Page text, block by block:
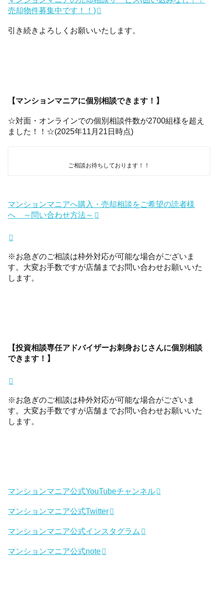
売却物件募集中です！！)
引き続きよろしくお願いいたします。
【マンションマニアに個別相談できます！】
☆対面・オンラインでの個別相談件数が2700組様を超え
ました！！☆(2025年11月21日時点)
ご相談お待ちしております！！
マンションマニアへ購入・売却相談をご希望の読者様
へ ～問い合わせ方法～
※お急ぎのご相談は枠外対応が可能な場合がございま
す。大変お手数ですが店舗までお問い合わせお願いいた
します。
【投資相談専任アドバイザーお刺身おじさんに個別相談
できます！】
※お急ぎのご相談は枠外対応が可能な場合がございま
す。大変お手数ですが店舗までお問い合わせお願いいた
します。
マンションマニア公式YouTubeチャンネル
マンションマニア公式Twitter
マンションマニア公式インスタグラム
マンションマニア公式note